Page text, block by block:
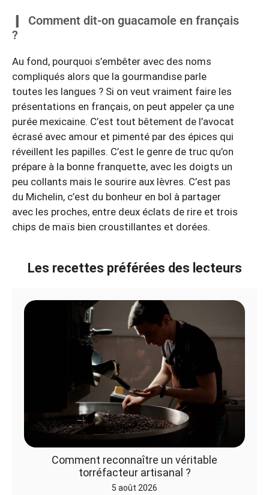
Comment dit-on guacamole en français
?
Au fond, pourquoi s’embêter avec des noms
compliqués alors que la gourmandise parle
toutes les langues ? Si on veut vraiment faire les
présentations en français, on peut appeler ça une
purée mexicaine. C’est tout bêtement de l’avocat
écrasé avec amour et pimenté par des épices qui
réveillent les papilles. C’est le genre de truc qu’on
prépare à la bonne franquette, avec les doigts un
peu collants mais le sourire aux lèvres. C’est pas
du Michelin, c’est du bonheur en bol à partager
avec les proches, entre deux éclats de rire et trois
chips de maïs bien croustillantes et dorées.
Les recettes préférées des lecteurs
Comment reconnaître un véritable
torréfacteur artisanal ?
5 août 2026